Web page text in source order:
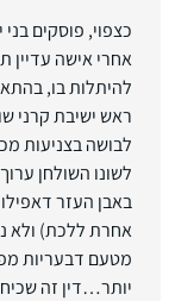
כצפוי, פוסקים
אחרי אישה עדיין
להיתלות בו,
ראש ישיבת קרני
לבושה בצניעות
לשונו השולחן
באבן העזר
אחרת ללכת) ולא
מטעם דבעריות
יותר…דין זה